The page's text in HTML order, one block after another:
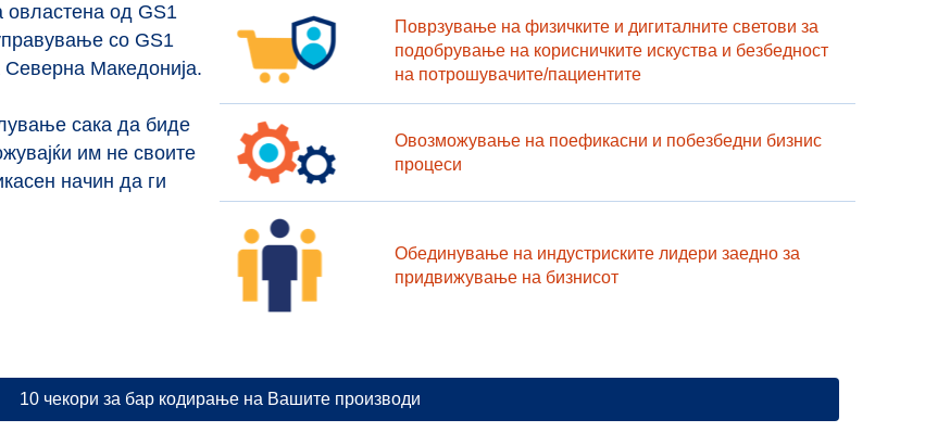
овлaстена од GS1
со GS1
Северна Македонија.
сака да биде
им не своите
начин да ги
Поврзување на физичките и дигиталните светови за
подобрување на корисничките искуства и безбедност
на потрошувачите/пациентите
Овозможување на поефикасни и побезбедни бизнис
процеси
Обединување на индустриските лидери заедно за
придвижување на бизнисот
10 чекори за бар кодирање на Вашите производи